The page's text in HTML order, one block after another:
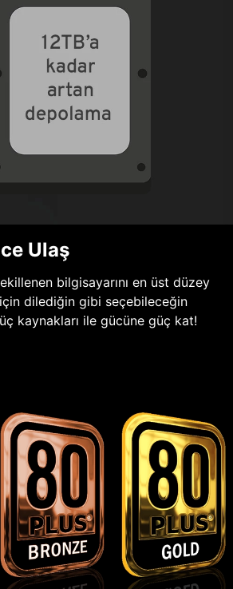
Ulaş
bilgisayarını en üst düzey
dilediğin gibi seçebileceğin
kaynakları ile gücüne güç kat!